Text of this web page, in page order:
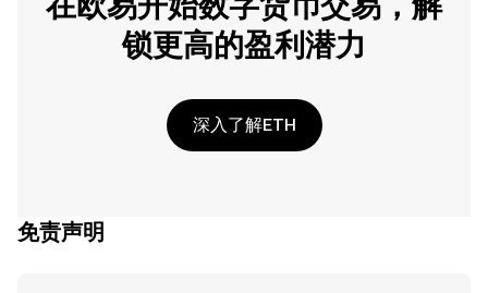
锁更高的盈利潜力
深入了解ETH
免责声明